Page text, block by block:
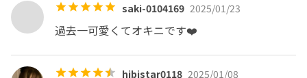
saki-0104169 2025/01/23
過去一可愛くてオキニです❤️
hibistar0118 2025/01/08